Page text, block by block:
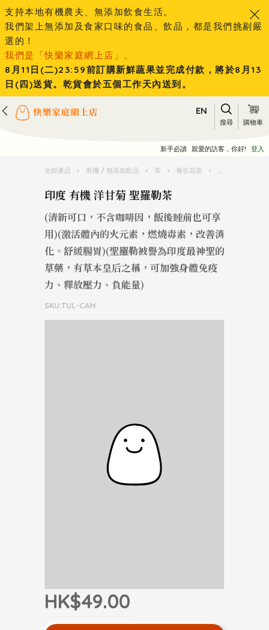
支持本地有機農夫、無添加飲食生活。
我們架上無添加及食家口味的食品、飲品，都是我們挑剔嚴
選的！
我們是「快樂家庭網上店」。
8月11日(二)23:59前訂購新鮮蔬果並完成付款，將於8月13
日(四)送貨。乾貨會於五個工作天內送到。
EN
搜尋 購物車
新手必讀 親愛的訪客，你好! 登入
全部產品 › 有機 / 無添加飲品 › 茶 › 養生花茶 › 印度 有機 洋甘
印度 有機 洋甘菊 聖羅勒茶
(清新可口，不含咖啡因，飯後睡前也可享
用)(激活體內的火元素，燃燒毒素，改善消
化。舒緩腸胃)(聖羅勒被譽為印度最神聖的
草藥，有草本皇后之稱，可加強身體免疫
力、釋放壓力、負能量)
SKU:TUL-CAM
HK$49.00